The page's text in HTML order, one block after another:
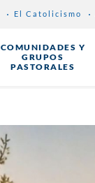
El Catolicismo
COMUNIDADES Y
GRUPOS
PASTORALES